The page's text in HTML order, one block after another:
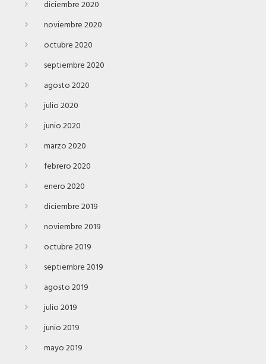
diciembre 2020
noviembre 2020
octubre 2020
septiembre 2020
agosto 2020
julio 2020
junio 2020
marzo 2020
febrero 2020
enero 2020
diciembre 2019
noviembre 2019
octubre 2019
septiembre 2019
agosto 2019
julio 2019
junio 2019
mayo 2019